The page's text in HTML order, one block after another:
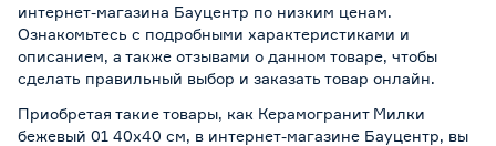
интернет-магазина Бауцентр по низким ценам.
Ознакомьтесь с подробными характеристиками и
описанием, а также отзывами о данном товаре, чтобы
сделать правильный выбор и заказать товар онлайн.
Приобретая такие товары, как Керамогранит Милки
бежевый 01 40х40 см, в интернет-магазине Бауцентр, вы